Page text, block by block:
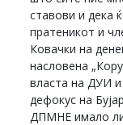
ставови и дека
пратеникот и
Ковачки на
насловена
власта на ДУИ
дефокус на
ДПМНЕ имало